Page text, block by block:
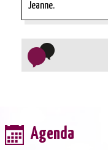
Jeanne.
Agenda